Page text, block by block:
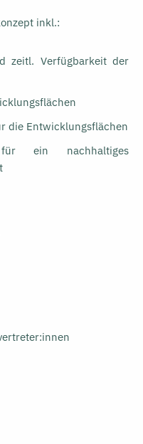
inkl.:
zeitl. Verfügbarkeit der
die Entwicklungsflächen
für ein nachhaltiges